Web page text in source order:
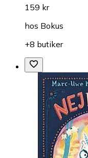
159 kr
hos Bokus
+8 butiker